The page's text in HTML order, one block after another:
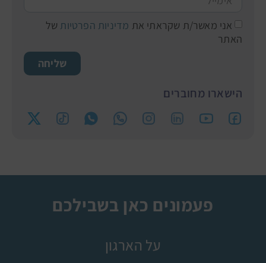
אני מאשר/ת שקראתי את מדיניות הפרטיות של
האתר
שליחה
הישארו מחוברים
פעמונים כאן בשבילכם
על הארגון